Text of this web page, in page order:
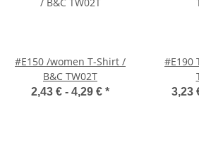
#E150 /women T-Shirt /
B&C TW02T
2,43 € - 4,29 € *
#E190
3,23